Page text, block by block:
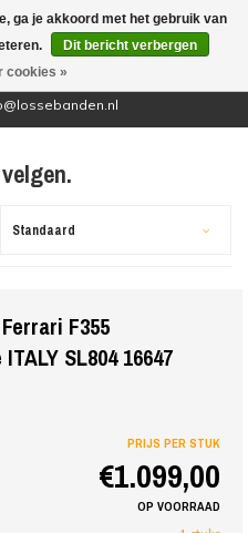
(0)
Standaard
F355
SL804 16647
PRIJS PER STUK
€1.099,00
OP VOORRAAD
ga je akkoord met het gebruik van
Dit bericht verbergen
cookies »